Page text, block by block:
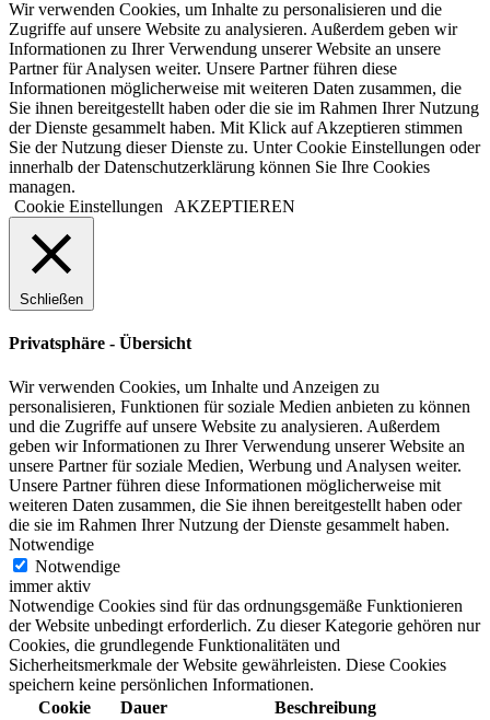
Wir verwenden Cookies, um Inhalte zu personalisieren und die
Zugriffe auf unsere Website zu analysieren. Außerdem geben wir
Informationen zu Ihrer Verwendung unserer Website an unsere
Partner für Analysen weiter. Unsere Partner führen diese
Informationen möglicherweise mit weiteren Daten zusammen, die
Sie ihnen bereitgestellt haben oder die sie im Rahmen Ihrer Nutzung
der Dienste gesammelt haben. Mit Klick auf Akzeptieren stimmen
Sie der Nutzung dieser Dienste zu. Unter Cookie Einstellungen oder
innerhalb der Datenschutzerklärung können Sie Ihre Cookies
managen.
Cookie Einstellungen
AKZEPTIEREN
Schließen
Privatsphäre - Übersicht
Wir verwenden Cookies, um Inhalte und Anzeigen zu
personalisieren, Funktionen für soziale Medien anbieten zu können
und die Zugriffe auf unsere Website zu analysieren. Außerdem
geben wir Informationen zu Ihrer Verwendung unserer Website an
unsere Partner für soziale Medien, Werbung und Analysen weiter.
Unsere Partner führen diese Informationen möglicherweise mit
weiteren Daten zusammen, die Sie ihnen bereitgestellt haben oder
die sie im Rahmen Ihrer Nutzung der Dienste gesammelt haben.
Notwendige
Notwendige
immer aktiv
Notwendige Cookies sind für das ordnungsgemäße Funktionieren
der Website unbedingt erforderlich. Zu dieser Kategorie gehören nur
Cookies, die grundlegende Funktionalitäten und
Sicherheitsmerkmale der Website gewährleisten. Diese Cookies
speichern keine persönlichen Informationen.
Cookie
Dauer
Beschreibung